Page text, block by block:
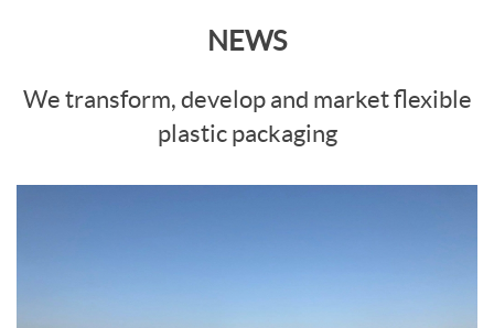
NEWS
We transform, develop and market flexible
plastic packaging